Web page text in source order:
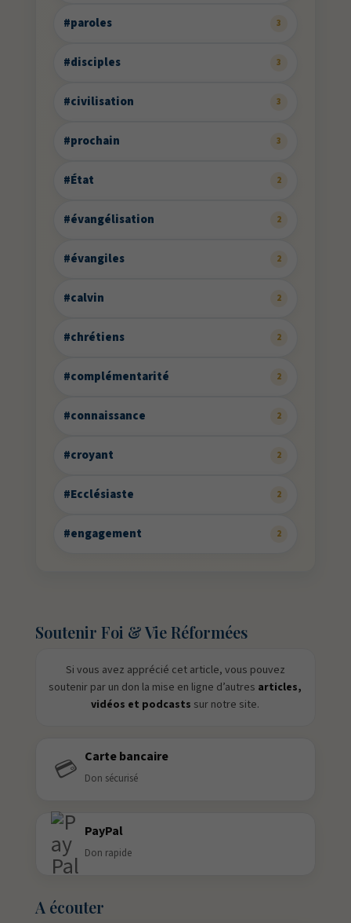
#paroles 3
#disciples 3
#civilisation 3
#prochain 3
#État 2
#évangélisation 2
#évangiles 2
#calvin 2
#chrétiens 2
#complémentarité 2
#connaissance 2
#croyant 2
#Ecclésiaste 2
#engagement 2
Soutenir Foi & Vie Réformées
Si vous avez apprécié cet article, vous pouvez
soutenir par un don la mise en ligne d’autres articles,
vidéos et podcasts sur notre site.
💳 Carte bancaire
Don sécurisé
PayPal
Don rapide
A écouter